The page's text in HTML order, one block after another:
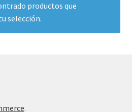
productos que
selección.
.